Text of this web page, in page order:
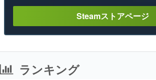
Steamストアページ
ランキング